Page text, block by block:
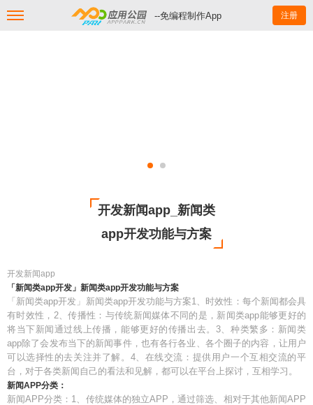
--免编程制作App 注册
开发新闻app_新闻类
app开发功能与方案
开发新闻app
「新闻类app开发」新闻类app开发功能与方案
「新闻类app开发」新闻类app开发功能与方案1、时效性：每个新闻都会具
有时效性，2、传播性：与传统新闻媒体不同的是，新闻类app能够更好的
将当下新闻通过线上传播，能够更好的传播出去。3、种类繁多：新闻类
app除了会发布当下的新闻事件，也有各行各业、各个圈子的内容，让用户
可以选择性的去关注并了解。4、在线交流：提供用户一个互相交流的平
台，对于各类新闻自己的看法和见解，都可以在平台上探讨，互相学习。
新闻APP分类：
新闻APP分类：1、传统媒体的独立APP，通过筛选、相对于其他新闻APP